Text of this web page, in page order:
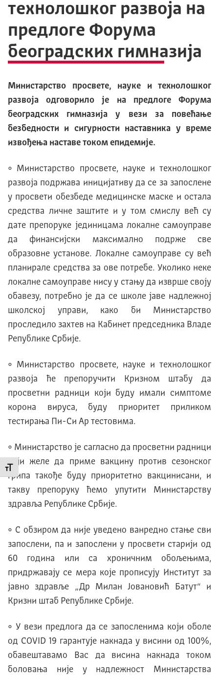
Промени величину слова
технолошког развоја на
предлоге Форума
београдских гимназија
Министарство просвете, науке и технолошког
развоја одговорило је на предлоге Форума
београдских гимназија у вези за повећање
безбедности и сигурности наставника у време
извођења наставе током епидемије.
• Министарство просвете, науке и технолошког
развоја подржава иницијативу да се за запослене
у просвети обезбеде медицинске маске и остала
средства личне заштите и у том смислу већ су
дате препоруке јединицама локалне самоуправе
да финансијски максимално подрже све
образовне установе. Локалне самоуправе су већ
планирале средства за ове потребе. Уколико неке
локалне самоуправе нису у стању да изврше своју
обавезу, потребно је да се школе јаве надлежној
школској управи, како би Министарство
проследило захтев на Кабинет председника Владе
Републике Србије.
• Министарство просвете, науке и технолошког
развоја ће препоручити Кризном штабу да
просветни радници који буду имали симптоме
корона вируса, буду приоритет приликом
тестирања Пи-Си Ар тестовима.
• Министарство је сагласно да просветни радници
који желе да приме вакцину против сезонског
грипа такође буду приоритетно вакцинисани, и
такву препоруку ћемо упутити Министарству
здравља Републике Србије.
• С обзиром да није уведено ванредно стање сви
запослени, па и запослени у просвети старији од
60 година или са хроничним обољењима,
придржавају се мера које прописују Институт за
јавно здравље „Др Милан Јовановић Батут“ и
Кризни штаб Републике Србије.
• У вези предлога да се запосленима који оболе
од COVID 19 гарантује накнада у висини од 100%,
обавештавамо Вас да висина накнада током
боловања није у надлежност Министарства